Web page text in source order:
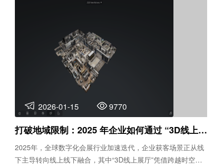
2026-01-15 9770
打破地域限制：2025 年企业如何通过 “3D线上展厅” 实现全球获客？
2025年，全球数字化会展行业加速迭代，企业获客场景正从线
下主导转向线上线下融合，其中“3D线上展厅”凭借跨越时空、